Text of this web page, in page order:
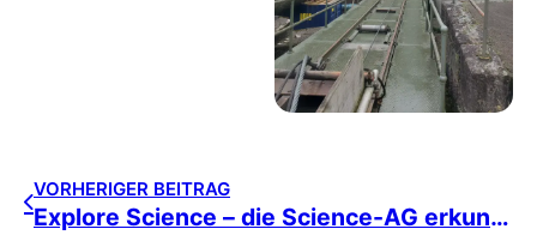
VORHERIGER BEITRAG
Explore Science – die Science-AG erkundet in Mannheim